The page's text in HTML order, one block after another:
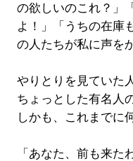
の欲しいのこれ？」
よ！」「うちの在庫
の人たちが私に声を
やりとりを見ていた
ちょっとした有名人
しかも、これまでに
「あなた、前も来た